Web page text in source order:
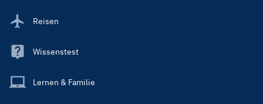
Reisen
Wissenstest
Lernen & Familie